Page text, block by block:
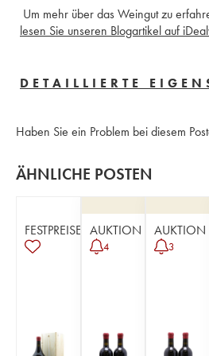
Um mehr über das Weingut zu
DETAILLIERTE
Haben Sie ein Problem bei diesem
ÄHNLICHE POSTEN
FESTPREISE AUKTION
4
AUKTION
3